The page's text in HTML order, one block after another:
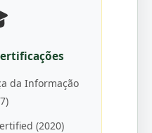
da Informação
(2020)